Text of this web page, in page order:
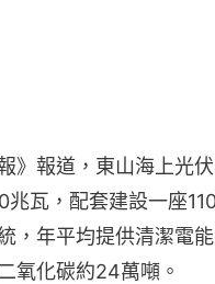
》報道，東山海上光
兆瓦，配套建設一座
，年平均提供清潔電
氧化碳約24萬噸。